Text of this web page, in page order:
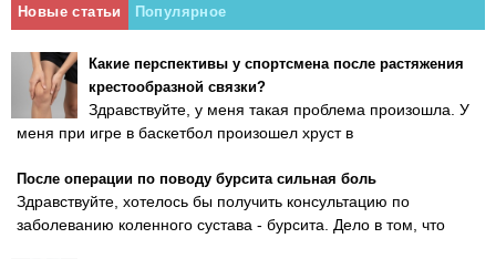
Новые статьи Популярное
Какие перспективы у спортсмена после растяжения
крестообразной связки?
Здравствуйте, у меня такая проблема произошла. У
меня при игре в баскетбол произошел хруст в
После операции по поводу бурсита сильная боль
Здравствуйте, хотелось бы получить консультацию по
заболеванию коленного сустава - бурсита. Дело в том, что